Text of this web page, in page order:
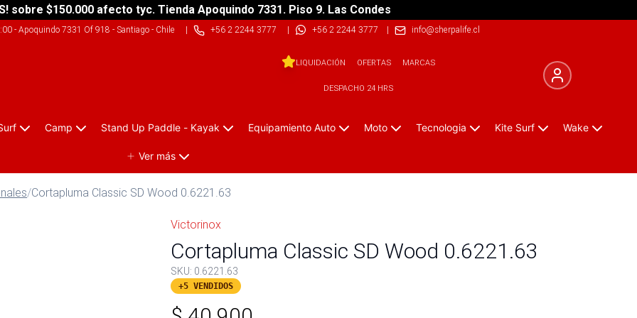
sobre $150.000 afecto tyc. Tienda Apoquindo 7331. Piso 9. Las Condes
- Apoquindo 7331 Of 918 - Santiago - Chile| +56 2 2244 3777 | +56 2 2244 3777 | info@sherpalife.cl
LIQUIDACIÓN OFERTAS MARCAS
DESPACHO 24 HRS
Camp Stand Up Paddle - Kayak Equipamiento Auto Moto Tecnologia Kite Surf Wake
Ver más
/Cortapluma Classic SD Wood 0.6221.63
Victorinox
Cortapluma Classic SD Wood 0.6221.63
SKU: 0.6221.63
+5 VENDIDOS